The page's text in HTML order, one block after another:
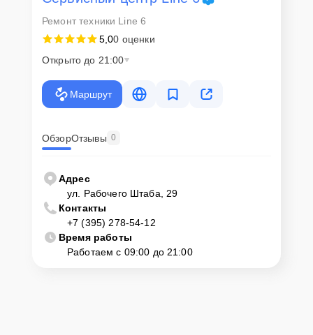
Ремонт техники Line 6
5,00 оценки
Открыто до 21:00
Маршрут
ОбзорОтзывы 0
Адрес
ул. Рабочего Штаба, 29
Контакты
+7 (395) 278-54-12
Время работы
Работаем с 09:00 до 21:00